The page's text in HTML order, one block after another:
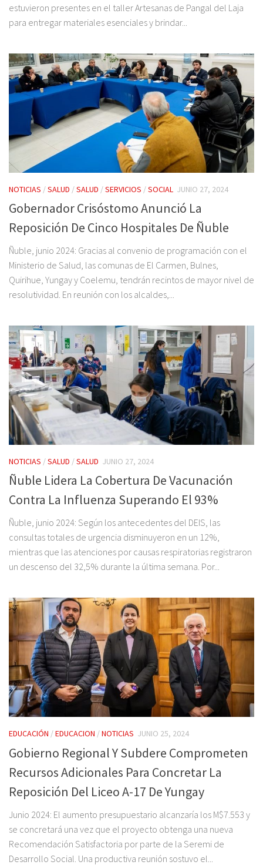
estuvieron presentes en el taller Artesanas de Pangal del Laja
para entregar materiales esenciales y brindar...
NOTICIAS /SALUD /SALUD /SERVICIOS /SOCIAL JUNIO 27, 2024
Gobernador Crisóstomo Anunció La
Reposición De Cinco Hospitales De Ñuble
Ñuble, junio 2024: Gracias al convenio de programación con el
Ministerio de Salud, las comunas de El Carmen, Bulnes,
Quirihue, Yungay y Coelemu, tendrán recintos de mayor nivel de
resolutividad. En reunión con los alcaldes,...
NOTICIAS /SALUD /SALUD JUNIO 27, 2024
Ñuble Lidera La Cobertura De Vacunación
Contra La Influenza Superando El 93%
Ñuble, junio 2024: Según los antecedentes del DEIS, las
consultas totales de urgencia disminuyeron en un 12%,
mientras que las atenciones por causas respiratorias registraron
un descenso del 32,5% durante la última semana. Por...
EDUCACIÓN /EDUCACION /NOTICIAS JUNIO 25, 2024
Gobierno Regional Y Subdere Comprometen
Recursos Adicionales Para Concretar La
Reposición Del Liceo A-17 De Yungay
Junio 2024: El aumento presupuestario alcanzaría los M$7.553 y
se concretará una vez que el proyecto obtenga una nueva
Recomendación Satisfactoria por parte de la Seremi de
Desarrollo Social. Una productiva reunión sostuvo el...